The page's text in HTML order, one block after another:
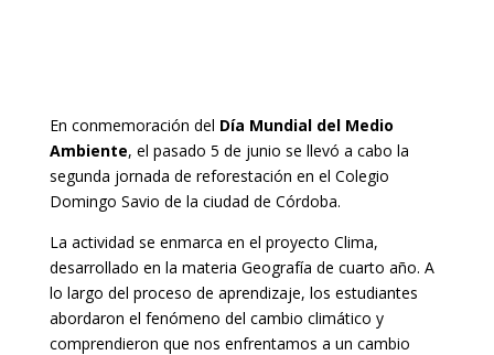
En conmemoración del Día Mundial del Medio
Ambiente, el pasado 5 de junio se llevó a cabo la
segunda jornada de reforestación en el Colegio
Domingo Savio de la ciudad de Córdoba.
La actividad se enmarca en el proyecto Clima,
desarrollado en la materia Geografía de cuarto año. A
lo largo del proceso de aprendizaje, los estudiantes
abordaron el fenómeno del cambio climático y
comprendieron que nos enfrentamos a un cambio